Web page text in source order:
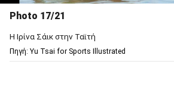
Photo 17/21
Η Ιρίνα Σάικ στην Ταϊτή
Πηγή: Υu Tsai for Sports Illustrated